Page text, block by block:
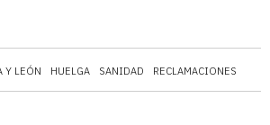
Y LEÓN HUELGA SANIDAD RECLAMACIONES